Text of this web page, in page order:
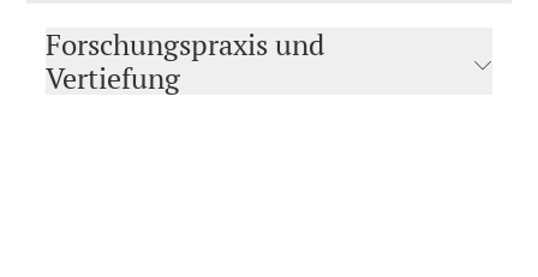
Forschungspraxis und
Vertiefung